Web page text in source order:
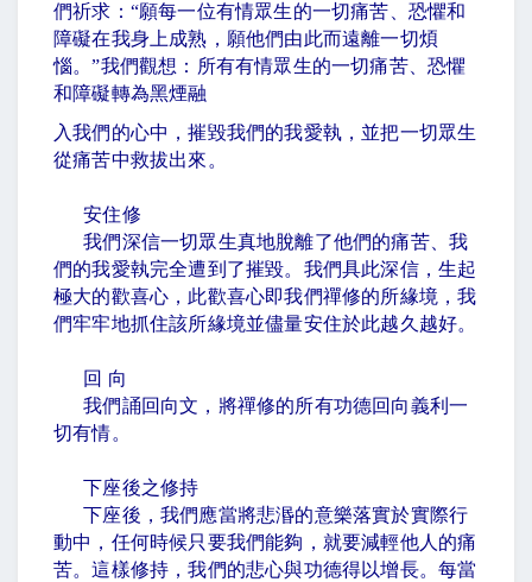
們祈求： “願每一位有情眾生的一切痛苦、恐懼和
障礙在我身上成熟，願他們由此而遠離一切煩
惱。”我們觀想：所有有情眾生的一切痛苦、恐懼
和障礙轉為黑煙融
入我們的心中，摧毀我們的我愛執，並把一切眾生
從痛苦中救拔出來。
安住修
我們深信一切眾生真地脫離了他們的痛苦、我
們的我愛執完全遭到了摧毀。我們具此深信，生起
極大的歡喜心，此歡喜心即我們禪修的所緣境，我
們牢牢地抓住該所緣境並儘量安住於此越久越好。
回 向
我們誦回向文，將禪修的所有功德回向義利一
切有情。
下座後之修持
下座後，我們應當將悲湣的意樂落實於實際行
動中，任何時候只要我們能夠，就要減輕他人的痛
苦。這樣修持，我們的悲心與功德得以增長。每當